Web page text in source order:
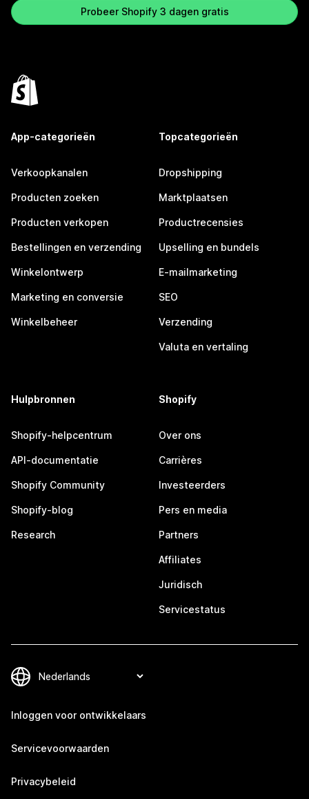
Probeer Shopify 3 dagen gratis
App-categorieën
Verkoopkanalen
Producten zoeken
Producten verkopen
Bestellingen en verzending
Winkelontwerp
Marketing en conversie
Winkelbeheer
Topcategorieën
Dropshipping
Marktplaatsen
Productrecensies
Upselling en bundels
E-mailmarketing
SEO
Verzending
Valuta en vertaling
Hulpbronnen
Shopify-helpcentrum
API-documentatie
Shopify Community
Shopify-blog
Research
Shopify
Over ons
Carrières
Investeerders
Pers en media
Partners
Affiliates
Juridisch
Servicestatus
Inloggen voor ontwikkelaars
Servicevoorwaarden
Privacybeleid